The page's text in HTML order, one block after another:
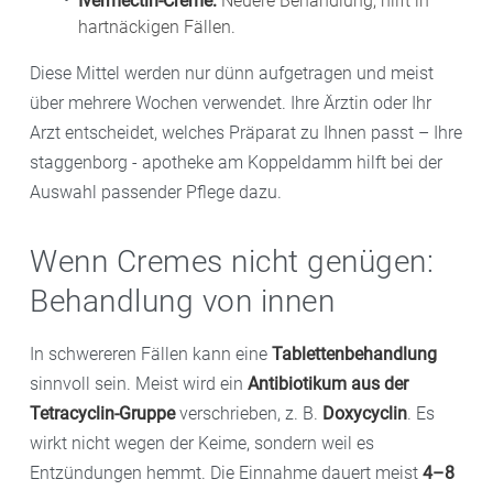
hartnäckigen Fällen.
Diese Mittel werden nur dünn aufgetragen und meist
über mehrere Wochen verwendet. Ihre Ärztin oder Ihr
Arzt entscheidet, welches Präparat zu Ihnen passt – Ihre
staggenborg - apotheke am Koppeldamm hilft bei der
Auswahl passender Pflege dazu.
Wenn Cremes nicht genügen:
Behandlung von innen
In schwereren Fällen kann eine Tablettenbehandlung
sinnvoll sein. Meist wird ein Antibiotikum aus der
Tetracyclin-Gruppeverschrieben, z. B. Doxycyclin. Es
wirkt nicht wegen der Keime, sondern weil es
Entzündungen hemmt. Die Einnahme dauert meist 4–8